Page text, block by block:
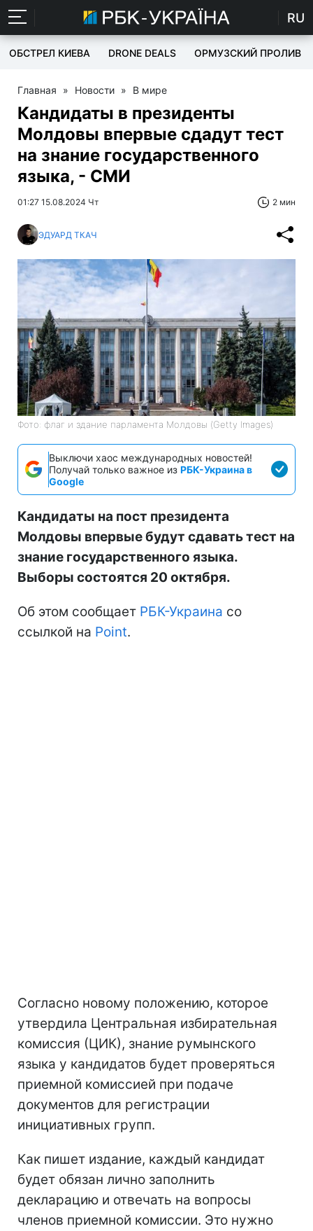
RU
ОБСТРЕЛ КИЕВА DRONE DEALS ОРМУЗСКИЙ ПРОЛИВ
Главная » Новости » В мире
Кандидаты в президенты
Молдовы впервые сдадут тест
на знание государственного
языка, - СМИ
01:27 15.08.2024 Чт 2 мин
ЭДУАРД ТКАЧ
Фото: флаг и здание парламента Молдовы (Getty Images)
Выключи хаос международных новостей!
Получай только важное из РБК-Украина в
Google
Кандидаты на пост президента
Молдовы впервые будут сдавать тест на
знание государственного языка.
Выборы состоятся 20 октября.
Об этом сообщает РБК-Украина со
ссылкой на Point.
Согласно новому положению, которое
утвердила Центральная избирательная
комиссия (ЦИК), знание румынского
языка у кандидатов будет проверяться
приемной комиссией при подаче
документов для регистрации
инициативных групп.
Как пишет издание, каждый кандидат
будет обязан лично заполнить
декларацию и отвечать на вопросы
членов приемной комиссии. Это нужно